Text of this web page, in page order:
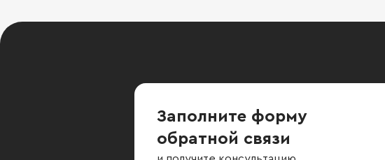
Заполните форму
обратной связи